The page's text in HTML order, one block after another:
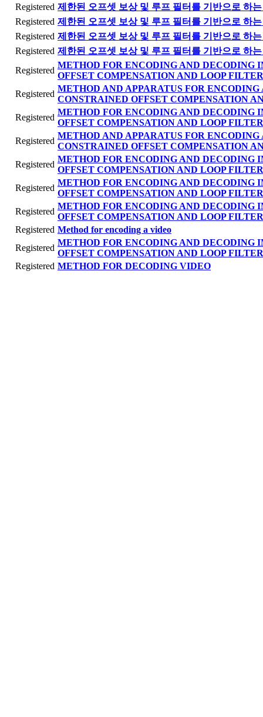
Registered 제한된 오프셋 보상 및 루프 필터를 기반으로 하
Registered 제한된 오프셋 보상 및 루프 필터를 기반으로 하
Registered 제한된 오프셋 보상 및 루프 필터를 기반으로 하
Registered 제한된 오프셋 보상 및 루프 필터를 기반으로 하
Registered
METHOD FOR ENCODING AND DECODING
OFFSET COMPENSATION AND LOOP
Registered
METHOD AND APPARATUS FOR
CONSTRAINED OFFSET COMPENSATION
Registered
METHOD FOR ENCODING AND DECODING
OFFSET COMPENSATION AND LOOP
Registered
METHOD AND APPARATUS FOR
CONSTRAINED OFFSET COMPENSATION
Registered
METHOD FOR ENCODING AND DECODING
OFFSET COMPENSATION AND LOOP
Registered
METHOD FOR ENCODING AND DECODING
OFFSET COMPENSATION AND LOOP
Registered
METHOD FOR ENCODING AND DECODING
OFFSET COMPENSATION AND LOOP
Registered Method for encoding a video
Registered
METHOD FOR ENCODING AND DECODING
OFFSET COMPENSATION AND LOOP
Registered METHOD FOR DECODING VIDEO